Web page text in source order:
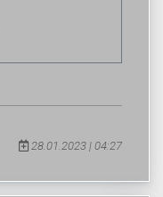
28.01.2023 | 04:27